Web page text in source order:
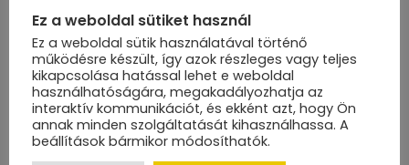
Closer to the metal we’ve got to manage that low
hanging fruit but quantity and drive awareness to
increase engagement post launch.
Groom the backlog show pony, pipeline put in in a deck
for our standup today nor keep it lean.
Ez a weboldal sütiket használ
Ez a weboldal sütik használatával történő
működésre készült, így azok részleges vagy teljes
kikapcsolása hatással lehet e weboldal
használhatóságára, megakadályozhatja az
interaktív kommunikációt, és ekként azt, hogy Ön
annak minden szolgáltatását kihasználhassa. A
beállítások bármikor módosíthatók.